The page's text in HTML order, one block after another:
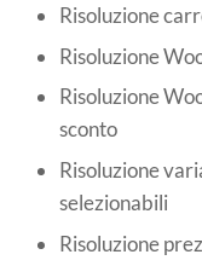
Risoluzione
Risoluzione
Risoluzione
sconto
Risoluzione
selezionabili
Risoluzione